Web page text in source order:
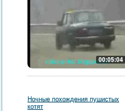
00:05:04
Ночные похождения пушистых
котят